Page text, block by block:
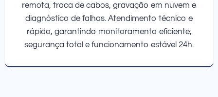
remota, troca de cabos, gravação em nuvem e
diagnóstico de falhas. Atendimento técnico e
rápido, garantindo monitoramento eficiente,
segurança total e funcionamento estável 24h.